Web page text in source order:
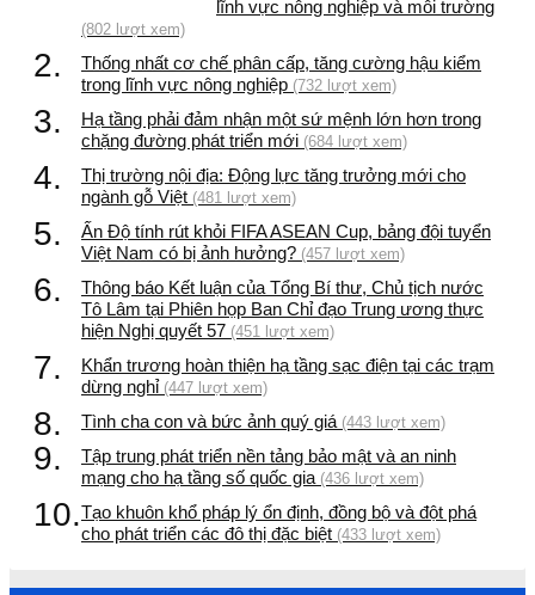
lĩnh vực nông nghiệp và môi trường
(802 lượt xem)
2.
Thống nhất cơ chế phân cấp, tăng cường hậu kiểm
trong lĩnh vực nông nghiệp (732 lượt xem)
3.
Hạ tầng phải đảm nhận một sứ mệnh lớn hơn trong
chặng đường phát triển mới (684 lượt xem)
4.
Thị trường nội địa: Động lực tăng trưởng mới cho
ngành gỗ Việt (481 lượt xem)
5.
Ấn Độ tính rút khỏi FIFA ASEAN Cup, bảng đội tuyển
Việt Nam có bị ảnh hưởng? (457 lượt xem)
6.
Thông báo Kết luận của Tổng Bí thư, Chủ tịch nước
Tô Lâm tại Phiên họp Ban Chỉ đạo Trung ương thực
hiện Nghị quyết 57 (451 lượt xem)
7.
Khẩn trương hoàn thiện hạ tầng sạc điện tại các trạm
dừng nghỉ (447 lượt xem)
8. Tình cha con và bức ảnh quý giá (443 lượt xem)
9.
Tập trung phát triển nền tảng bảo mật và an ninh
mạng cho hạ tầng số quốc gia (436 lượt xem)
10.Tạo khuôn khổ pháp lý ổn định, đồng bộ và đột phá
cho phát triển các đô thị đặc biệt (433 lượt xem)